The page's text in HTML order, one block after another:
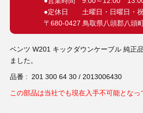
●定休日 土曜日・日曜日・
〒680-0427 鳥取県八頭郡八頭
ベンツ W201 キックダウンケーブル 純正
ました。
品番 : 201 300 64 30 / 2013006430
この部品は当社でも現在入手不可能となっ